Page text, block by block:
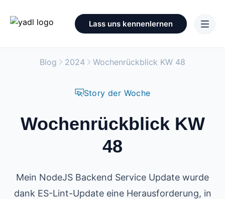
Lass uns kennenlernen
Blog 2024 Wochenrückblick KW 48
Story der Woche
Wochenrückblick KW
48
Mein NodeJS Backend Service Update wurde
dank ES-Lint-Update eine Herausforderung, in